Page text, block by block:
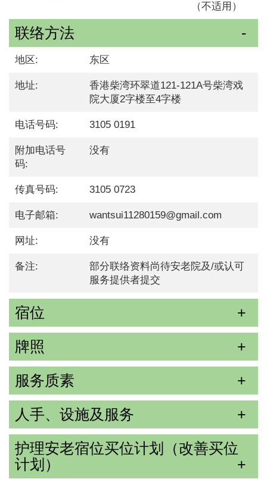
（不适用）
联络方法
地区: 东区
地址:
香港柴湾环翠道121-121A号柴湾戏
院大厦2字楼至4字楼
电话号码: 3105 0191
附加电话号
码:
没有
传真号码: 3105 0723
电子邮箱: wantsui11280159@gmail.com
网址: 没有
备注:
部分联络资料尚待安老院及/或认可
服务提供者提交
宿位
牌照
服务质素
人手、设施及服务
护理安老宿位买位计划（改善买位
计划）